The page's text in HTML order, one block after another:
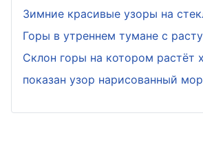
Зимние красивые узоры на
Горы в утреннем тумане с
Склон горы на котором растёт
показан узор нарисованный